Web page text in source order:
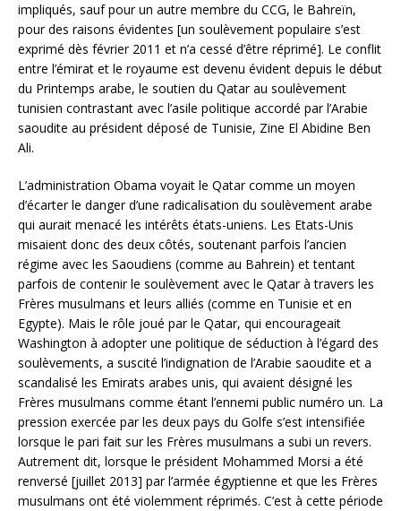
impliqués, sauf pour un autre membre du CCG, le Bahreïn,
pour des raisons évidentes [un soulèvement populaire s’est
exprimé dès février 2011 et n’a cessé d’être réprimé]. Le conflit
entre l’émirat et le royaume est devenu évident depuis le début
du Printemps arabe, le soutien du Qatar au soulèvement
tunisien contrastant avec l’asile politique accordé par l’Arabie
saoudite au président déposé de Tunisie, Zine El Abidine Ben
Ali.
L’administration Obama voyait le Qatar comme un moyen
d’écarter le danger d’une radicalisation du soulèvement arabe
qui aurait menacé les intérêts états-uniens. Les Etats-Unis
misaient donc des deux côtés, soutenant parfois l’ancien
régime avec les Saoudiens (comme au Bahrein) et tentant
parfois de contenir le soulèvement avec le Qatar à travers les
Frères musulmans et leurs alliés (comme en Tunisie et en
Egypte). Mais le rôle joué par le Qatar, qui encourageait
Washington à adopter une politique de séduction à l’égard des
soulèvements, a suscité l’indignation de l’Arabie saoudite et a
scandalisé les Emirats arabes unis, qui avaient désigné les
Frères musulmans comme étant l’ennemi public numéro un. La
pression exercée par les deux pays du Golfe s’est intensifiée
lorsque le pari fait sur les Frères musulmans a subi un revers.
Autrement dit, lorsque le président Mohammed Morsi a été
renversé [juillet 2013] par l’armée égyptienne et que les Frères
musulmans ont été violemment réprimés. C’est à cette période